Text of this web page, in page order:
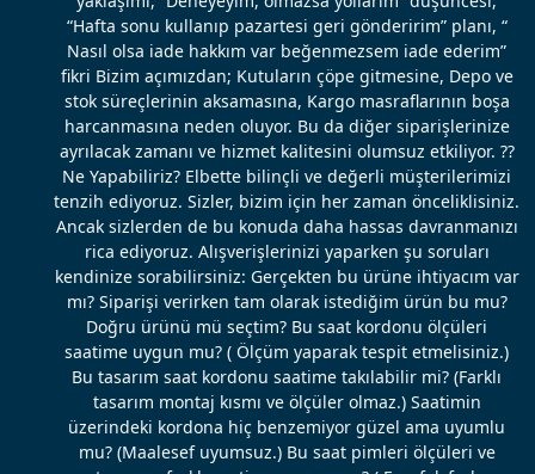
“Hafta sonu kullanıp pazartesi geri gönderirim” planı, “
Nasıl olsa iade hakkım var beğenmezsem iade ederim”
fikri Bizim açımızdan; Kutuların çöpe gitmesine, Depo ve
stok süreçlerinin aksamasına, Kargo masraflarının boşa
harcanmasına neden oluyor. Bu da diğer siparişlerinize
ayrılacak zamanı ve hizmet kalitesini olumsuz etkiliyor. ??
Ne Yapabiliriz? Elbette bilinçli ve değerli müşterilerimizi
tenzih ediyoruz. Sizler, bizim için her zaman önceliklisiniz.
Ancak sizlerden de bu konuda daha hassas davranmanızı
rica ediyoruz. Alışverişlerinizi yaparken şu soruları
kendinize sorabilirsiniz: Gerçekten bu ürüne ihtiyacım var
mı? Siparişi verirken tam olarak istediğim ürün bu mu?
Doğru ürünü mü seçtim? Bu saat kordonu ölçüleri
saatime uygun mu? ( Ölçüm yaparak tespit etmelisiniz.)
Bu tasarım saat kordonu saatime takılabilir mi? (Farklı
tasarım montaj kısmı ve ölçüler olmaz.) Saatimin
üzerindeki kordona hiç benzemiyor güzel ama uyumlu
mu? (Maalesef uyumsuz.) Bu saat pimleri ölçüleri ve